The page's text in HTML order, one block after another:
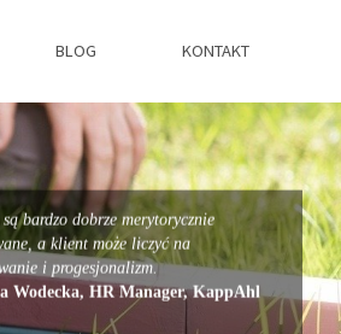
BLOG KONTAKT
bardzo dobrze merytorycznie
a klient może liczyć na
i progesjonalizm.
Wodecka, HR Manager, KappAhl